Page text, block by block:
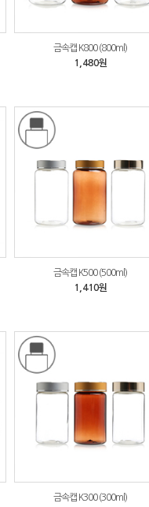
금속캡 K800 (800ml)
1,480원
금속캡 K500 (500ml)
1,410원
금속캡 K300 (300ml)